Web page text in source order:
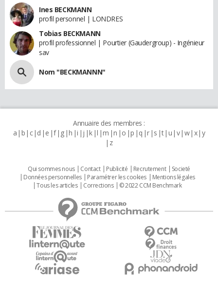
Ines BECKMANN
profil personnel | LONDRES
Tobias BECKMANN
profil professionnel | Pourtier (Gaudergroup) - Ingénieur
sav
Nom "BECKMANNN"
Annuaire des membres :
a b c d e f g h i j k l m n o p q r s t u v w x y
z
Qui sommes nous Contact Publicité Recrutement
Societé
Données personnelles
Paramétrer les cookies
Mentions légales
Tous les articles
Corrections © 2022 CCM Benchmark